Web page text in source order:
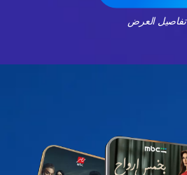
تفاصيل العرض